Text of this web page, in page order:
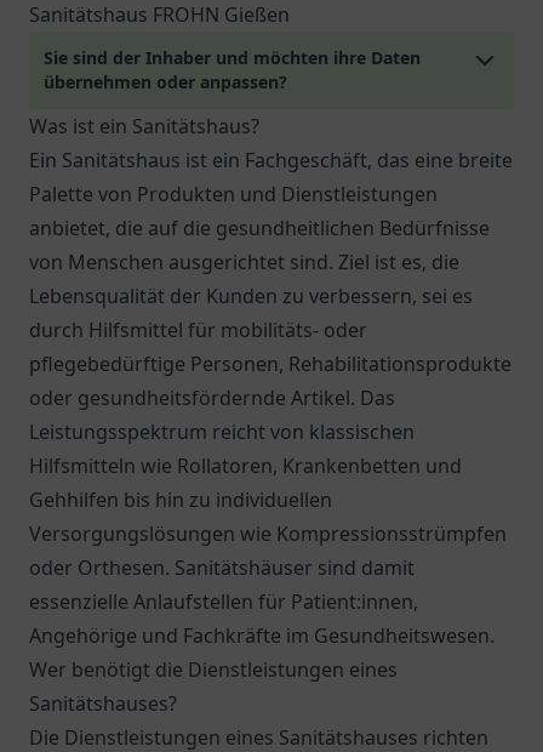
Sanitätshaus FROHN Gießen
Sie sind der Inhaber und möchten ihre Daten
übernehmen oder anpassen?
Was ist ein Sanitätshaus?
Ein Sanitätshaus ist ein Fachgeschäft, das eine breite
Palette von Produkten und Dienstleistungen
anbietet, die auf die gesundheitlichen Bedürfnisse
von Menschen ausgerichtet sind. Ziel ist es, die
Lebensqualität der Kunden zu verbessern, sei es
durch Hilfsmittel für mobilitäts- oder
pflegebedürftige Personen, Rehabilitationsprodukte
oder gesundheitsfördernde Artikel. Das
Leistungsspektrum reicht von klassischen
Hilfsmitteln wie Rollatoren, Krankenbetten und
Gehhilfen bis hin zu individuellen
Versorgungslösungen wie Kompressionsstrümpfen
oder Orthesen. Sanitätshäuser sind damit
essenzielle Anlaufstellen für Patient:innen,
Angehörige und Fachkräfte im Gesundheitswesen.
Wer benötigt die Dienstleistungen eines
Sanitätshauses?
Die Dienstleistungen eines Sanitätshauses richten